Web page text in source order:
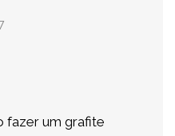
fazer um grafite